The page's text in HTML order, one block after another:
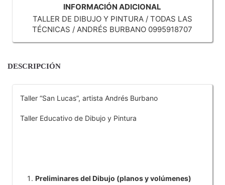
INFORMACIÓN ADICIONAL
TALLER DE DIBUJO Y PINTURA / TODAS LAS
TÉCNICAS / ANDRÉS BURBANO 0995918707
DESCRIPCIÓN
Taller “San Lucas”, artista Andrés Burbano
Taller Educativo de Dibujo y Pintura
Preliminares del Dibujo (planos y volúmenes)